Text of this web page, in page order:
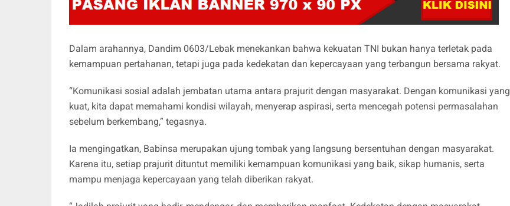
Dalam arahannya, Dandim 0603/Lebak menekankan bahwa kekuatan TNI bukan hanya terletak pada
kemampuan pertahanan, tetapi juga pada kedekatan dan kepercayaan yang terbangun bersama rakyat.
“Komunikasi sosial adalah jembatan utama antara prajurit dengan masyarakat. Dengan komunikasi yang
kuat, kita dapat memahami kondisi wilayah, menyerap aspirasi, serta mencegah potensi permasalahan
sebelum berkembang,” tegasnya.
Ia mengingatkan, Babinsa merupakan ujung tombak yang langsung bersentuhan dengan masyarakat.
Karena itu, setiap prajurit dituntut memiliki kemampuan komunikasi yang baik, sikap humanis, serta
mampu menjaga kepercayaan yang telah diberikan rakyat.